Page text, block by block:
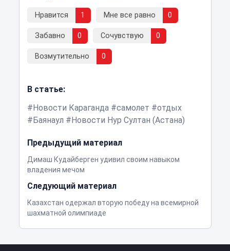
Нравится 1 Мне все равно 0
Забавно 0 Сочувствую 0
Возмутительно 0
В статье:
Новости Караганда
самолет
отдых
Баянаул
Новости Нур Султан (Астана)
Предыдущий материал
Димаш Кудайберген удивил своим навыком
владения мечом
Следующий материал
Казахстан одержал вторую победу на всемирной
шахматной олимпиаде